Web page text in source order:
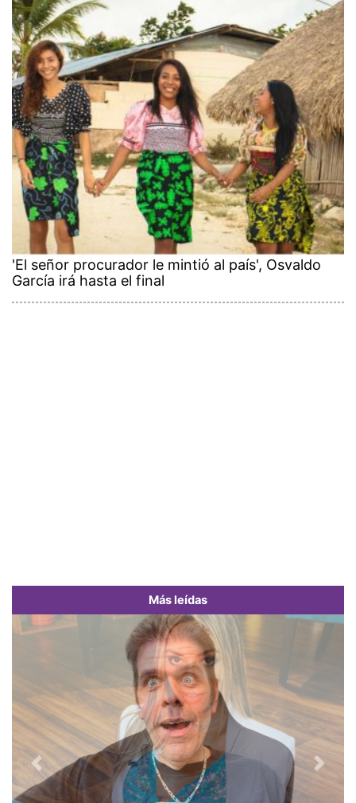
'El señor procurador le mintió al país', Osvaldo
García irá hasta el final
Más leídas
Previous Next